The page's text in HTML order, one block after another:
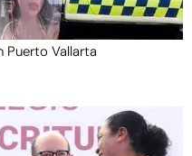
Puerto Vallarta